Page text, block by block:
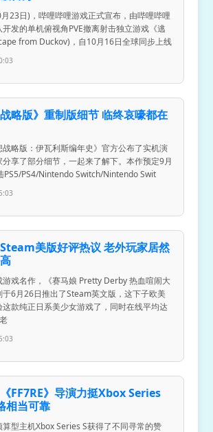
23日)，哔哩哔哩游戏正式宣布，由哔哩哔哩
发的单机俯视角PVE撤离射击独立游戏《逃
from Duckov)，自10月16日全球同步上线
战略版》重制版细节 临终哀嚎都在
战略版：伊瓦利斯编年史》官方公布了实机演
享了部分细节，一起来了解下。本作预定9月
PS5/PS4/Nintendo Switch/Nintendo Swit
Steam美版好评热议 老外玩家居然
游戏名作，《赛马娘 Pretty Derby 热血喧闹大
于6月26日推出了Steam英文版，这下子欧美
款纯正日系美少女游戏了，同时在线平均达
FF7RE》导演力挺Xbox Series
相当可靠
型主机Xbox Series S获得了不同寻常的赞